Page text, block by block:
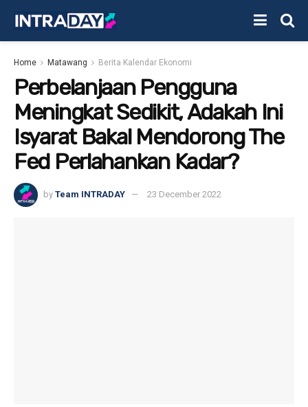
Home Matawang Berita Kalendar Ekonomi
Perbelanjaan Pengguna
Meningkat Sedikit, Adakah Ini
Isyarat Bakal Mendorong The
Fed Perlahankan Kadar?
by Team INTRADAY 23 December 2022